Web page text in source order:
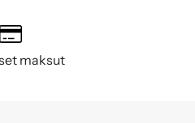
maksut